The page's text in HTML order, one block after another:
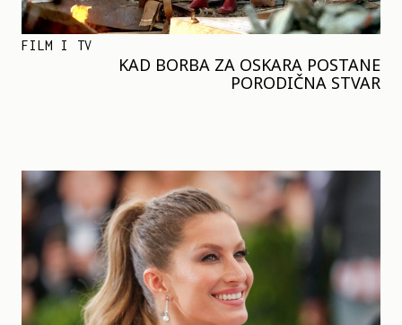
FILM I TV
KAD BORBA ZA OSKARA POSTANE
PORODIČNA STVAR